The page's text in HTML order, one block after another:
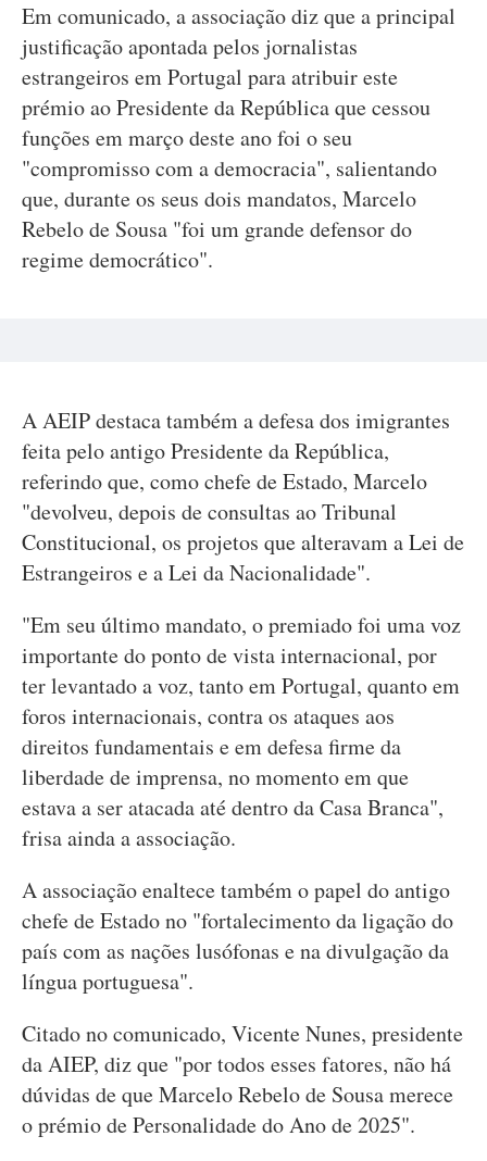
Em comunicado, a associação diz que a principal
justificação apontada pelos jornalistas
estrangeiros em Portugal para atribuir este
prémio ao Presidente da República que cessou
funções em março deste ano foi o seu
"compromisso com a democracia", salientando
que, durante os seus dois mandatos, Marcelo
Rebelo de Sousa "foi um grande defensor do
regime democrático".
A AEIP destaca também a defesa dos imigrantes
feita pelo antigo Presidente da República,
referindo que, como chefe de Estado, Marcelo
"devolveu, depois de consultas ao Tribunal
Constitucional, os projetos que alteravam a Lei de
Estrangeiros e a Lei da Nacionalidade".
"Em seu último mandato, o premiado foi uma voz
importante do ponto de vista internacional, por
ter levantado a voz, tanto em Portugal, quanto em
foros internacionais, contra os ataques aos
direitos fundamentais e em defesa firme da
liberdade de imprensa, no momento em que
estava a ser atacada até dentro da Casa Branca",
frisa ainda a associação.
A associação enaltece também o papel do antigo
chefe de Estado no "fortalecimento da ligação do
país com as nações lusófonas e na divulgação da
língua portuguesa".
Citado no comunicado, Vicente Nunes, presidente
da AIEP, diz que "por todos esses fatores, não há
dúvidas de que Marcelo Rebelo de Sousa merece
o prémio de Personalidade do Ano de 2025".